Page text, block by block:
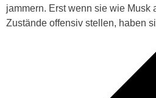
jammern. Erst wenn sie wie Musk
Zustände offensiv stellen, haben